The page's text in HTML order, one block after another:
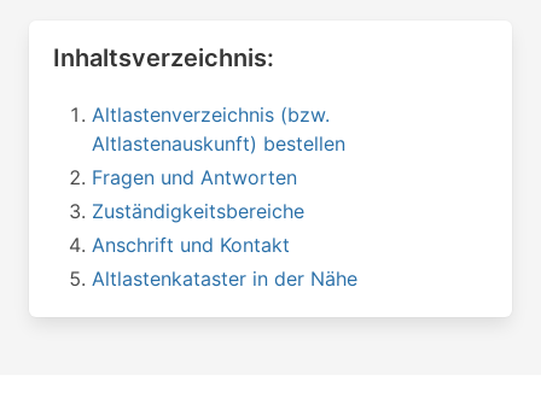
Inhaltsverzeichnis:
Altlastenverzeichnis (bzw.
Altlastenauskunft) bestellen
Fragen und Antworten
Zuständigkeitsbereiche
Anschrift und Kontakt
Altlastenkataster in der Nähe